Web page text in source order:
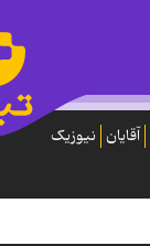
آقایان نیوزیک